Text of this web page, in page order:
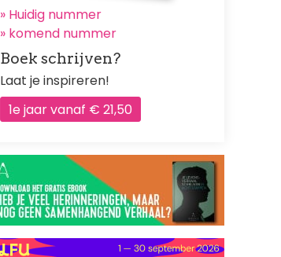
» Huidig nummer
» komend nummer
Boek schrijven?
Laat je inspireren!
1e jaar vanaf € 21,50